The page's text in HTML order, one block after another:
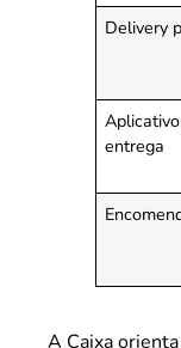
Delivery
entrega
A Caixa